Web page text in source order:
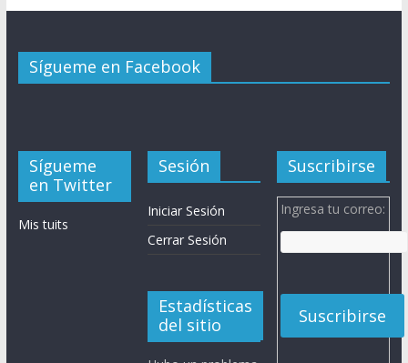
Sígueme en Facebook
Sígueme
en Twitter
Mis tuits
Sesión
Iniciar Sesión
Cerrar Sesión
Estadísticas
del sitio
Suscribirse
Ingresa tu correo: